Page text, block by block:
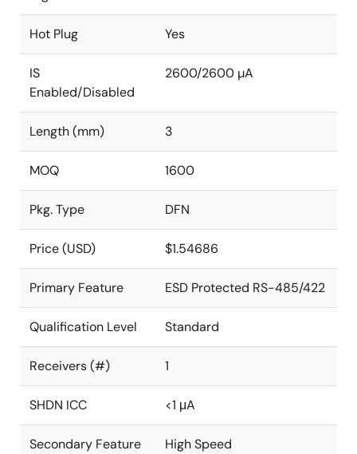
Hot Plug Yes
IS
Enabled/Disabled
2600/2600 µA
Length (mm) 3
MOQ 1600
Pkg. Type DFN
Price (USD) $1.54686
Primary Feature ESD Protected RS-485/422
Qualification Level Standard
Receivers (#) 1
SHDN ICC <1 μA
Secondary Feature High Speed